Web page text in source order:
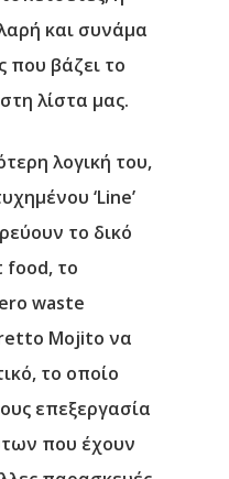
και συνάμα
βάζει το
λίστα μας.
λογική του,
‘Line’
το δικό
food, το
waste
Mojito να
το οποίο
επεξεργασία
που έχουν